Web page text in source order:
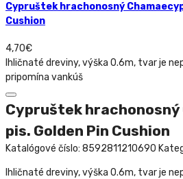
Cypruštek hrachonosný
Cushion
4,70€
Ihličnaté dreviny, výška 0.6m, tvar je
pripomína vankúš
Cypruštek hrachonosný
pis. Golden Pin Cushion
Katalógové číslo: 8592811210690
Ihličnaté dreviny, výška 0.6m, tvar je